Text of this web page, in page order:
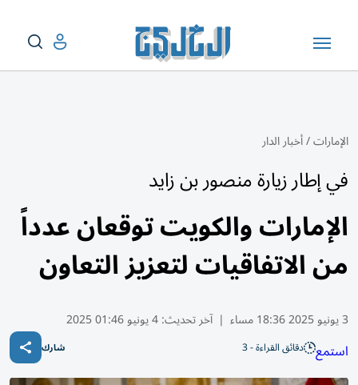
الإمارات/أخبار الدار
في إطار زيارة منصور بن زايد
الإمارات والكويت توقعان عدداً
من الاتفاقيات لتعزيز التعاون
3 يونيو 2025 18:36 مساء | آخر تحديث:4 يونيو 01:46 2025
استمع دقائق القراءة - 3 شارك